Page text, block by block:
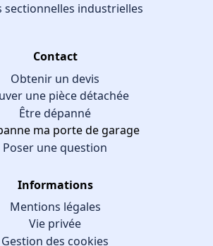
sectionnelles industrielles
Contact
Obtenir un devis
une pièce détachée
Être dépanné
ma porte de garage
Poser une question
Informations
Mentions légales
Vie privée
Gestion des cookies